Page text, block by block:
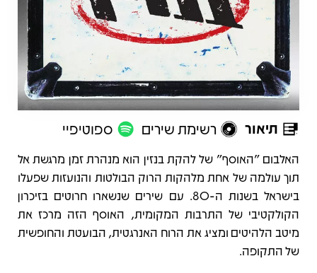
תיאור רשימת שירים ספוטיפיי
תיאור
האלבום "האוסף" של להקת בנזין הוא מנהרת זמן מרגשת אל
תוך עולמה של אחת מלהקות הרוק הבולטות והנועזות שפעלו
בישראל בשנות ה-80. עם שירים שנשארו חרוטים בזיכרון
הקולקטיבי של התרבות המקומית, האוסף הזה מרכז את
מיטב הלהיטים ומציג את הרוח האנרגטית, הבועטת והחופשית
של התקופה.